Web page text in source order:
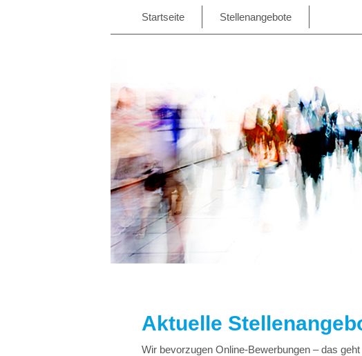
Startseite Stellenangebote
Aktuelle
Wir bevorzugen Online-Bewerbungen – das